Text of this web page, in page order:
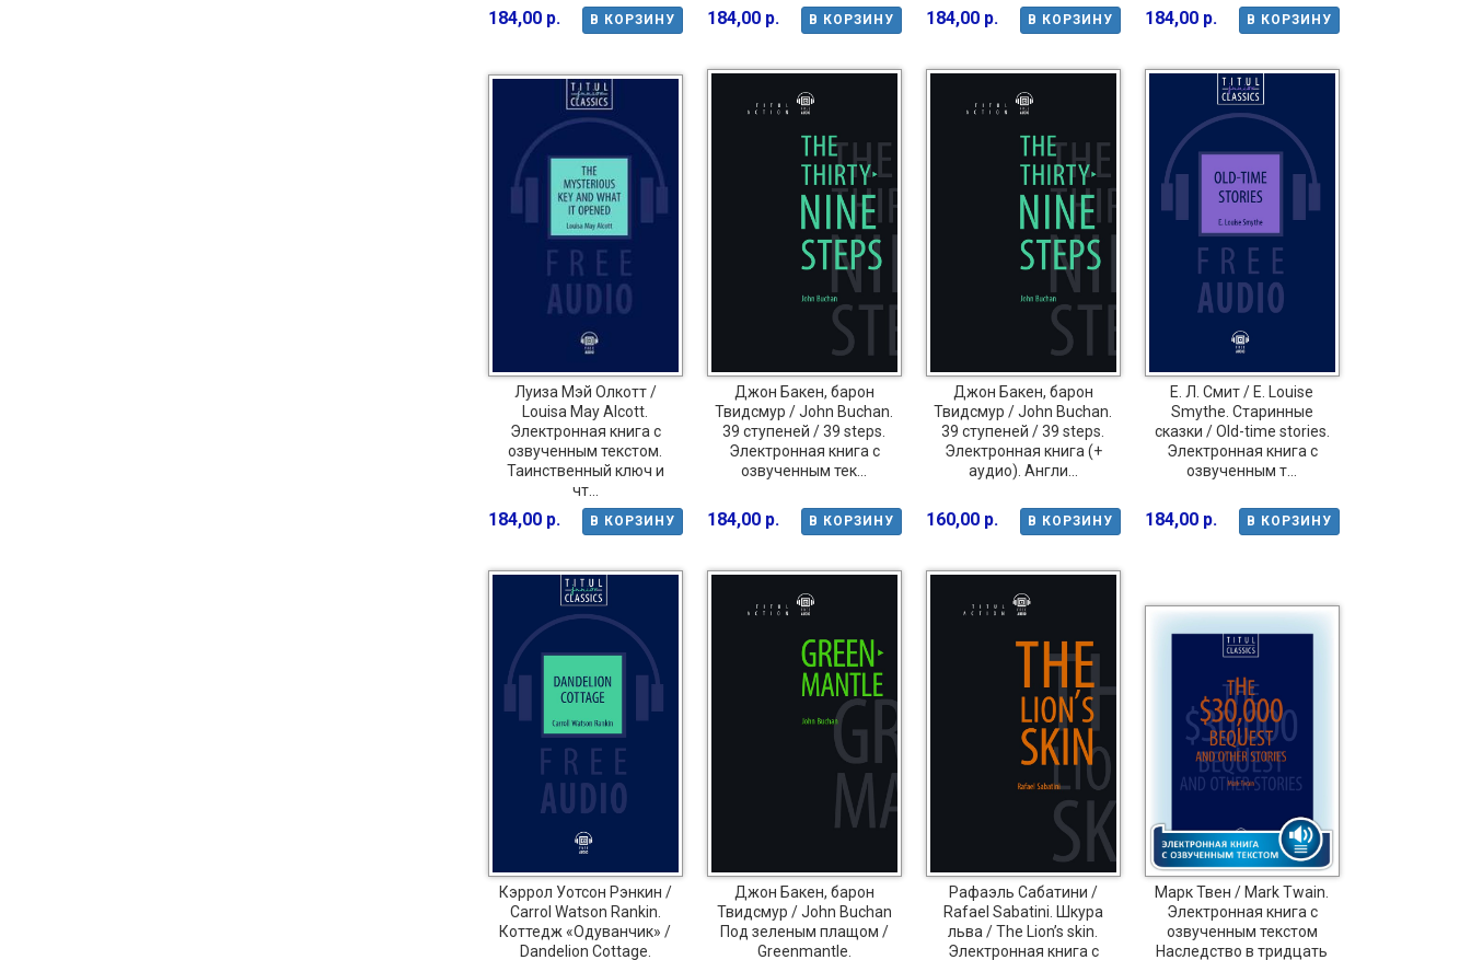
В КОРЗИНУ
184,00 р. В КОРЗИНУ
184,00 р. В КОРЗИНУ
184,00 р. В КОРЗИНУ
184,00 р.
Луиза Мэй Олкотт /
Louisa May Alcott.
Электронная книга с
озвученным текстом.
Таинственный ключ и
чт...
В КОРЗИНУ
184,00 р.
Джон Бакен, барон
Твидсмур / John Buchan.
39 ступеней / 39 steps.
Электронная книга с
озвученным тек...
В КОРЗИНУ
184,00 р.
Джон Бакен, барон
Твидсмур / John Buchan.
39 ступеней / 39 steps.
Электронная книга (+
аудио). Англи...
В КОРЗИНУ
160,00 р.
Е. Л. Смит / E. Louise
Smythe. Старинные
сказки / Old-time stories.
Электронная книга с
озвученным т...
В КОРЗИНУ
184,00 р.
Кэррол Уотсон Рэнкин /
Carrol Watson Rankin.
Коттедж «Одуванчик» /
Dandelion Cottage.
Джон Бакен, барон
Твидсмур / John Buchan
Под зеленым плащом /
Greenmantle.
Рафаэль Сабатини /
Rafael Sabatini. Шкура
льва / The Lion’s skin.
Электронная книга с
Марк Твен / Mark Twain.
Электронная книга с
озвученным текстом
Наследство в тридцать